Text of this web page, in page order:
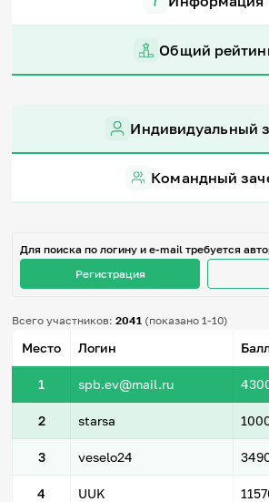
Знания в тестах
Педагогам
Школа наставников
IT-урок
English
Регистрация
Задать вопрос
Общий
Индивидуальный
Командный
Для поиска по логину и e-mail требуется
Регистрация
Всего участников:2041 (показано 1-10)
Место Логин
1 spb.ev@mail.ru
2 starsa
3 veselo24
4 UUK